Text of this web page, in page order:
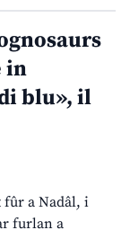
in
blu», il
fûr a Nadâl, i
furlan a